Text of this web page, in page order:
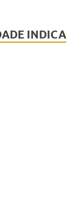
INDICA